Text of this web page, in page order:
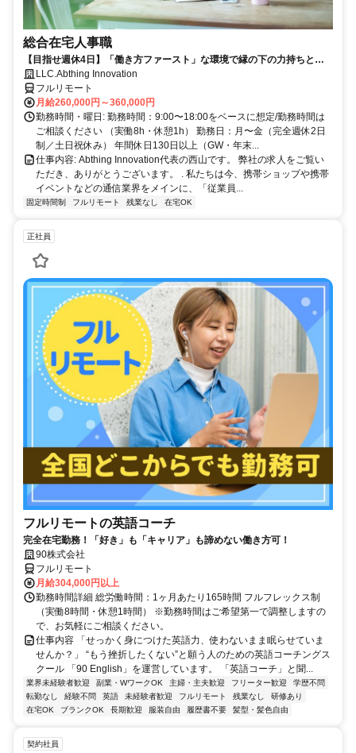
総合在宅人事職
【目指せ週休4日】「働き方ファースト」な環境で縁の下の力持ちとし
て活躍する人事ポジション｜20代30代活躍中
LLC.Abthing Innovation
フルリモート
月給260,000円～360,000円
勤務時間・曜日: 勤務時間：9:00〜18:00をベースに想定/勤務時間は
ご相談ください （実働8h・休憩1h） 勤務日：月〜金（完全週休2日
制／土日祝休み） 年間休日130日以上（GW・年末...
仕事内容: Abthing Innovation代表の西山です。 弊社の求人をご覧い
ただき、ありがとうございます。 . 私たちは今、携帯ショップや携帯
イベントなどの通信業界をメインに、「従業員...
固定時間制 フルリモート 残業なし 在宅OK
正社員
フルリモートの英語コーチ
完全在宅勤務！「好き」も「キャリア」も諦めない働き方可！
90株式会社
フルリモート
月給304,000円以上
勤務時間詳細 総労働時間：1ヶ月あたり165時間 フルフレックス制
（実働8時間・休憩1時間） ※勤務時間はご希望第一で調整しますの
で、お気軽にご相談ください。
仕事内容 「せっかく身につけた英語力、使わないまま眠らせていま
せんか？」 “もう挫折したくない”と願う人のための英語コーチングス
クール 「90 English」を運営しています。 「英語コーチ」と聞...
業界未経験者歓迎 副業・WワークOK 主婦・主夫歓迎 フリーター歓迎
学歴不問
転勤なし
経験不問 英語 未経験者歓迎 フルリモート 残業なし
研修あり
在宅OK
ブランクOK 長期歓迎 服装自由 履歴書不要 髪型・髪色自由
契約社員